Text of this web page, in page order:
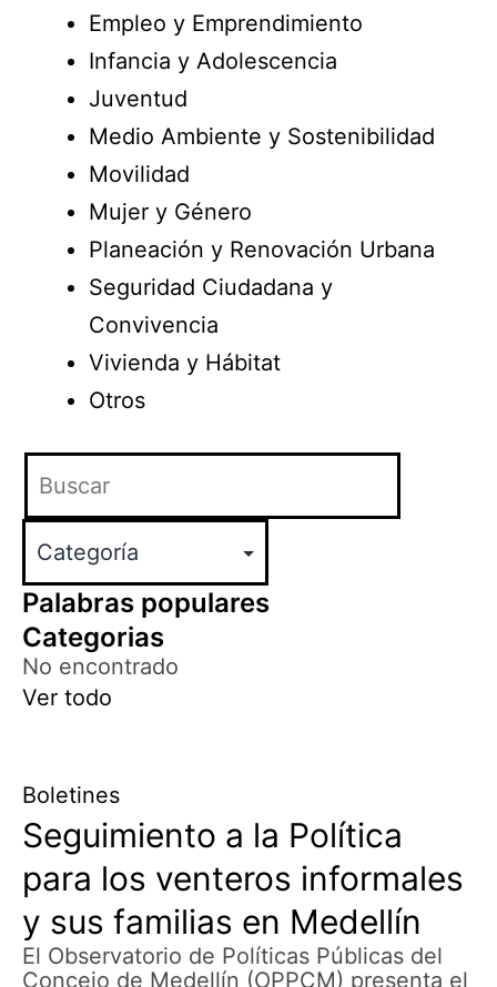
Empleo y Emprendimiento
Infancia y Adolescencia
Juventud
Medio Ambiente y Sostenibilidad
Movilidad
Mujer y Género
Planeación y Renovación Urbana
Seguridad Ciudadana y
Convivencia
Vivienda y Hábitat
Otros
Palabras populares
Categorias
No encontrado
Ver todo
Boletines
Seguimiento a la Política
para los venteros informales
y sus familias en Medellín
El Observatorio de Políticas Públicas del
Concejo de Medellín (OPPCM) presenta el